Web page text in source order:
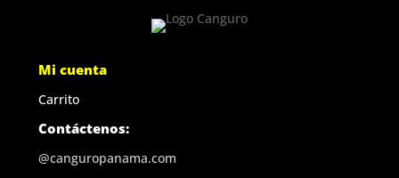
Mi cuenta
Carrito
Contáctenos:
@canguropanama.com